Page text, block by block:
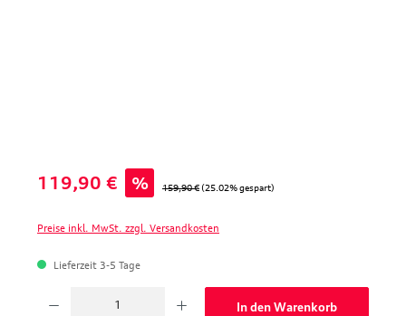
Verkaufspreis:
119,90 € % Regulärer Preis:
159,90 € (25.02% gespart)
Preise inkl. MwSt. zzgl. Versandkosten
Lieferzeit 3-5 Tage
In den Warenkorb